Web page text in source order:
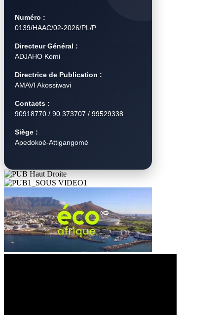
Numéro :
0139/HAAC/02-2026/PL/P
Directeur Général :
ADJAHO Komi
Directrice de Publication :
AMAVI Akossiwavi
Contacts :
90918770 / 90 373707 / 99529338
Siège :
Apedokoè-Attigangomé